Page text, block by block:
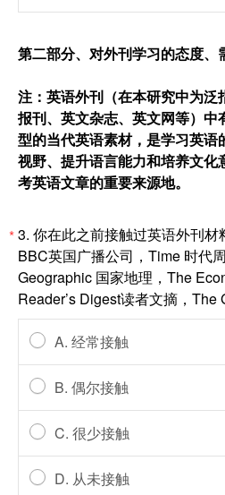
第二部分、对外刊学习的态度、
注：英语外刊（在本研究中为泛
报刊、英文杂志、英文网等）中
型的当代英语素材，是学习英语
视野、提升语言能力和培养文化
考英语文章的重要来源地。
*3. 你在此之前接触过英语外刊材
BBC英国广播公司，Time 时代
Geographic 国家地理，The
Reader’s Digest读者文摘，The
A. 经常接触
B. 偶尔接触
C. 很少接触
D. 从未接触